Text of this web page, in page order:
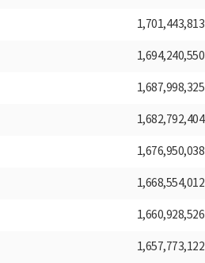
1,701,443,813
1,694,240,550
1,687,998,325
1,682,792,404
1,676,950,038
1,668,554,012
1,660,928,526
1,657,773,122